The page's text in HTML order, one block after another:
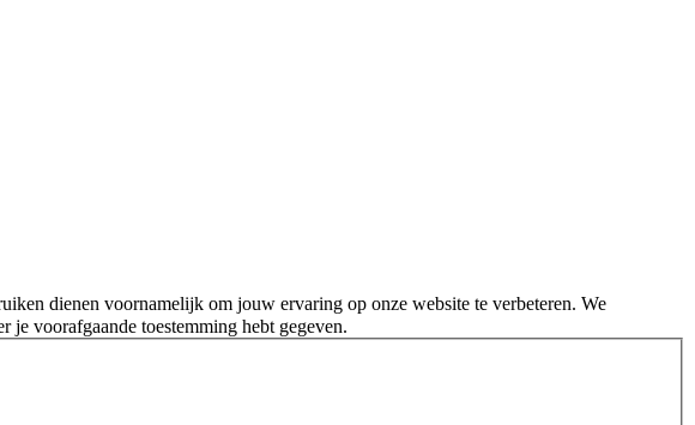
dienen voornamelijk om jouw ervaring op onze website te verbeteren. We
je voorafgaande toestemming hebt gegeven.